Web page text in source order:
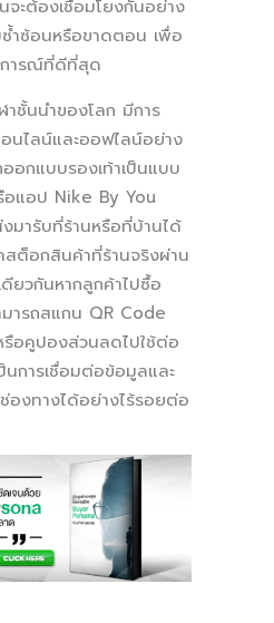
ะต้องเชื่อมโยงกันอย่าง
ำซ้อนหรือขาดตอน เพื่อ
การณ์ที่ดีที่สุด
ชั้นนำของโลก มีการ
นไลน์และออฟไลน์อย่าง
อกแบบรองเท้าเป็นแบบ
อแอป Nike By You
มารับที่ร้านหรือที่บ้านได้
สต็อกสินค้าที่ร้านจริงผ่าน
ยวกันหากลูกค้าไปซื้อ
ารถสแกน QR Code
รือคูปองส่วนลดไปใช้ต่อ
การเชื่อมต่อข้อมูลและ
องทางได้อย่างไร้รอยต่อ